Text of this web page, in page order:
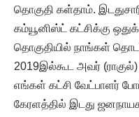
தொகுதி கள்தாம்.
கம்யூனிஸ்ட் கட்சிக்கு
தொகுதியில் நாங்கள்
2019இல்கூட அவர்
எங்கள் கட்சி வேட்பாளர்
கேரளத்தில் இடது